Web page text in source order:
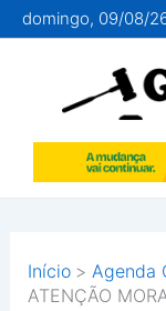
para
conteúdo
domingo, 09/08/
Início
Agenda
ATENÇÃO